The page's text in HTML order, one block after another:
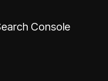
Console